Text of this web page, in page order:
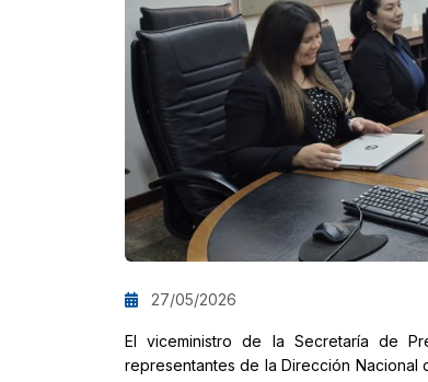
27/05/2026
El viceministro de la Secretaría de
representantes de la Dirección Nacional